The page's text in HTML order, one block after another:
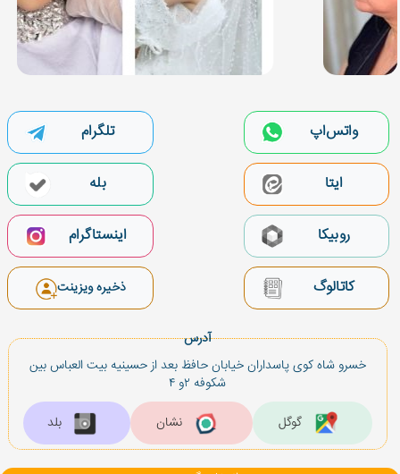
تلگرام واتس‌اپ
بله ایتا
اینستاگرام روبیکا
ذخیره ویزینت کاتالوگ
آدرس
خسرو شاه كوی پاسداران خیابان حافظ بعد از حسینیه بیت العباس بین
شكوفه ۲و ۴
بلد
نشان گوگل